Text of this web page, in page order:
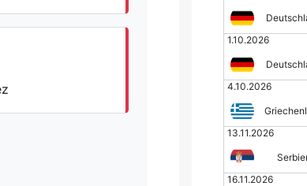
1.10.2026
4.10.2026
13.11.2026
16.11.2026